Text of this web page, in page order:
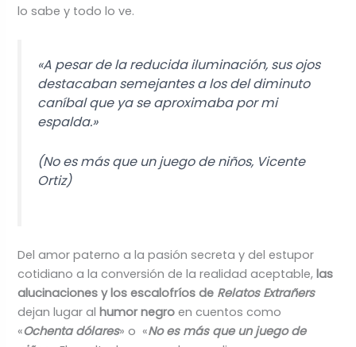
lo sabe y todo lo ve.
«A pesar de la reducida iluminación, sus ojos
destacaban semejantes a los del diminuto
caníbal que ya se aproximaba por mi
espalda.»
(No es más que un juego de niños, Vicente
Ortiz)
Del amor paterno a la pasión secreta y del estupor
cotidiano a la conversión de la realidad aceptable,las
alucinaciones y los escalofríos de Relatos Extrañers
dejan lugar alhumor negro en cuentos como
«Ochenta dólares» o «No es más que un juego de